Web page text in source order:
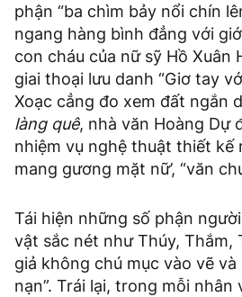
phận “ba chìm bảy nổi chín
ngang hàng bình đẳng với
con cháu của nữ sỹ Hồ Xuân
giai thoại lưu danh “Giơ tay
Xoạc cẳng đo xem đất ngắn
làng quê, nhà văn Hoàng Dự
nhiệm vụ nghệ thuật thiết kế
mang gương mặt nữ’, “văn
Tái hiện những số phận
vật sắc nét như Thúy, Thắm,
giả không chú mục vào vẽ
nạn”. Trái lại, trong mỗi